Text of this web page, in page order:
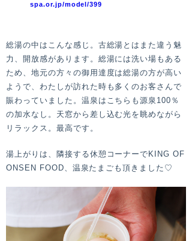
spa.or.jp/model/399
総湯の中はこんな感じ。古総湯とはまた違う魅
力、開放感があります。総湯には洗い場もある
ため、地元の方々の御用達度は総湯の方が高い
ようで、わたしが訪れた時も多くのお客さんで
賑わっていました。温泉はこちらも源泉100％
の加水なし。天窓から差し込む光を眺めながら
リラックス。最高です。
湯上がりは、隣接する休憩コーナーでKING OF
ONSEN FOOD、温泉たまごも頂きました♡